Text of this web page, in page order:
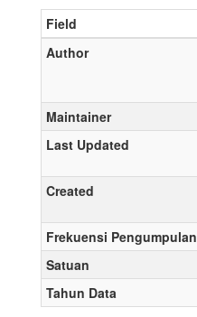
Field
Author
Maintainer
Last Updated
Created
Frekuensi Pengumpulan
Satuan
Tahun Data